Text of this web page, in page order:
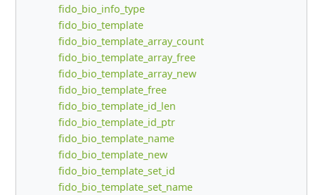
fido_bio_info_type
fido_bio_template
fido_bio_template_array_count
fido_bio_template_array_free
fido_bio_template_array_new
fido_bio_template_free
fido_bio_template_id_len
fido_bio_template_id_ptr
fido_bio_template_name
fido_bio_template_new
fido_bio_template_set_id
fido_bio_template_set_name